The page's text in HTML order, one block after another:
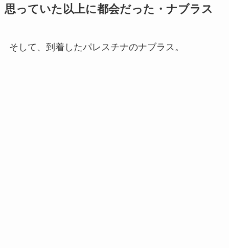
思っていた以上に都会だった・ナブラス
そして、到着したパレスチナのナブラス。